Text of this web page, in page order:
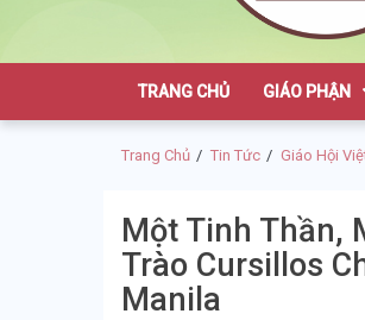
Giáo
TRANG CHỦ GIÁO PHẬN
Trang Chủ Tin Tức Giáo Hội
Một Tinh Thần,
Trào Cursillos
Manila